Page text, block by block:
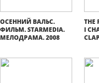
ОСЕННИЙ ВАЛЬС.
ФИЛЬМ. STARMEDIA.
МЕЛОДРАМА. 2008
THE
I